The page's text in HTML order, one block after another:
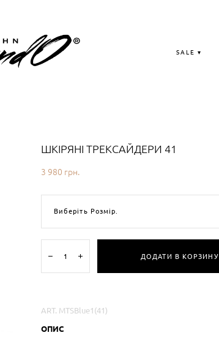
SALE ▾
ШКІРЯНІ ТРЕКСАЙДЕРИ 41
3 980 грн.
Виберіть Розмір.
ДОДАТИ В КОРЗИНУ
ART. MTSBlue1(41)
ОПИС